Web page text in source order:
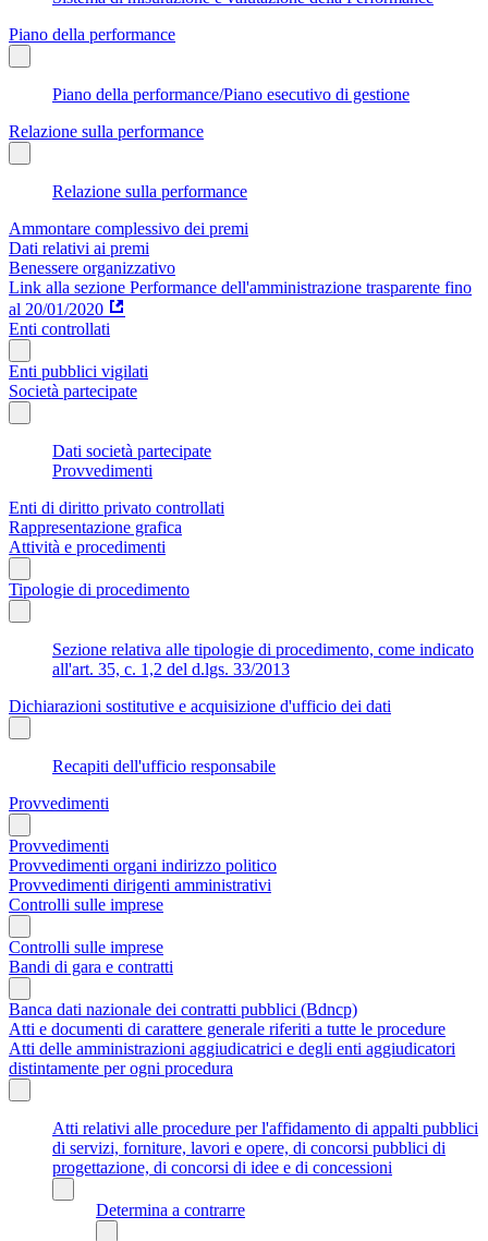
Piano della performance
Piano della performance/Piano esecutivo di gestione
Relazione sulla performance
Relazione sulla performance
Ammontare complessivo dei premi
Dati relativi ai premi
Benessere organizzativo
Link alla sezione Performance dell'amministrazione trasparente fino
al 20/01/2020
Enti controllati
Enti pubblici vigilati
Società partecipate
Dati società partecipate
Provvedimenti
Enti di diritto privato controllati
Rappresentazione grafica
Attività e procedimenti
Tipologie di procedimento
Sezione relativa alle tipologie di procedimento, come indicato
all'art. 35, c. 1,2 del d.lgs. 33/2013
Dichiarazioni sostitutive e acquisizione d'ufficio dei dati
Recapiti dell'ufficio responsabile
Provvedimenti
Provvedimenti
Provvedimenti organi indirizzo politico
Provvedimenti dirigenti amministrativi
Controlli sulle imprese
Controlli sulle imprese
Bandi di gara e contratti
Banca dati nazionale dei contratti pubblici (Bdncp)
Atti e documenti di carattere generale riferiti a tutte le procedure
Atti delle amministrazioni aggiudicatrici e degli enti aggiudicatori
distintamente per ogni procedura
Atti relativi alle procedure per l'affidamento di appalti pubblici
di servizi, forniture, lavori e opere, di concorsi pubblici di
progettazione, di concorsi di idee e di concessioni
Determina a contrarre